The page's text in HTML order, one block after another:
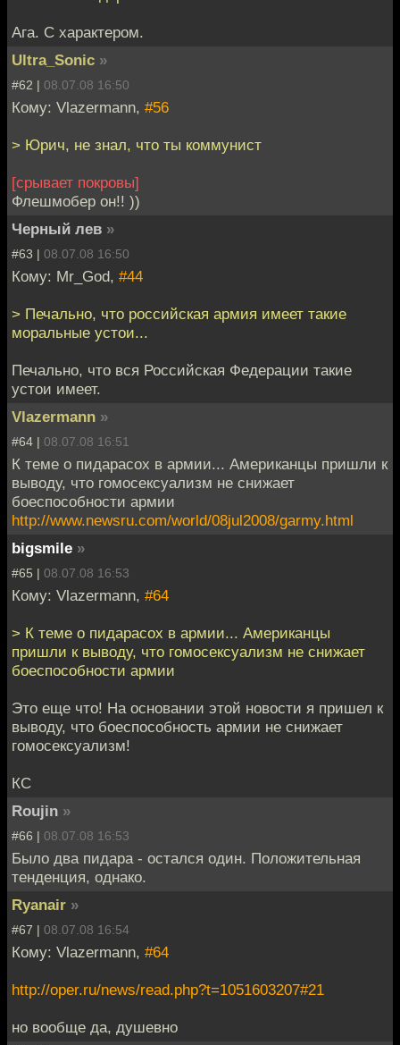
Ага. С характером.
Ultra_Sonic »
#62 | 08.07.08 16:50
Кому: Vlazermann, #56
> Юрич, не знал, что ты коммунист
[срывает покровы]
Флешмобер он!! ))
Черный лев »
#63 | 08.07.08 16:50
Кому: Mr_God, #44
> Печально, что российская армия имеет такие
моральные устои...
Печально, что вся Российская Федерации такие
устои имеет.
Vlazermann »
#64 | 08.07.08 16:51
К теме о пидарасох в армии... Американцы пришли к
выводу, что гомосексуализм не снижает
боеспособности армии
http://www.newsru.com/world/08jul2008/garmy.html
bigsmile »
#65 | 08.07.08 16:53
Кому: Vlazermann, #64
> К теме о пидарасох в армии... Американцы
пришли к выводу, что гомосексуализм не снижает
боеспособности армии
Это еще что! На основании этой новости я пришел к
выводу, что боеспособность армии не снижает
гомосексуализм!
КС
Roujin »
#66 | 08.07.08 16:53
Было два пидара - остался один. Положительная
тенденция, однако.
Ryanair »
#67 | 08.07.08 16:54
Кому: Vlazermann, #64
http://oper.ru/news/read.php?t=1051603207#21
но вообще да, душевно